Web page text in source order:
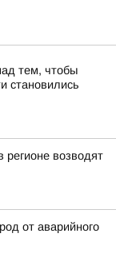
тем, чтобы
становились
регионе возводят
от аварийного